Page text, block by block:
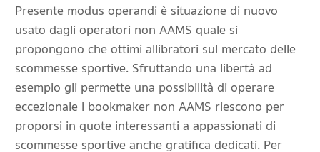
Presente modus operandi è situazione di nuovo
usato dagli operatori non AAMS quale si
propongono che ottimi allibratori sul mercato delle
scommesse sportive. Sfruttando una libertà ad
esempio gli permette una possibilità di operare
eccezionale i bookmaker non AAMS riescono per
proporsi in quote interessanti a appassionati di
scommesse sportive anche gratifica dedicati. Per